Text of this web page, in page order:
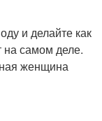
и делайте как
на самом деле.
женщина